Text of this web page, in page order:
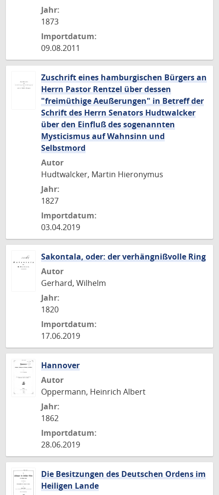
Jahr:
1873
Importdatum:
09.08.2011
Zuschrift eines hamburgischen Bürgers an
Herrn Pastor Rentzel über dessen
"freimüthige Aeußerungen" in Betreff der
Schrift des Herrn Senators Hudtwalcker
über den Einfluß des sogenannten
Mysticismus auf Wahnsinn und
Selbstmord
Autor
Hudtwalcker, Martin Hieronymus
Jahr:
1827
Importdatum:
03.04.2019
Sakontala, oder: der verhängnißvolle Ring
Autor
Gerhard, Wilhelm
Jahr:
1820
Importdatum:
17.06.2019
Hannover
Autor
Oppermann, Heinrich Albert
Jahr:
1862
Importdatum:
28.06.2019
Die Besitzungen des Deutschen Ordens im
Heiligen Lande